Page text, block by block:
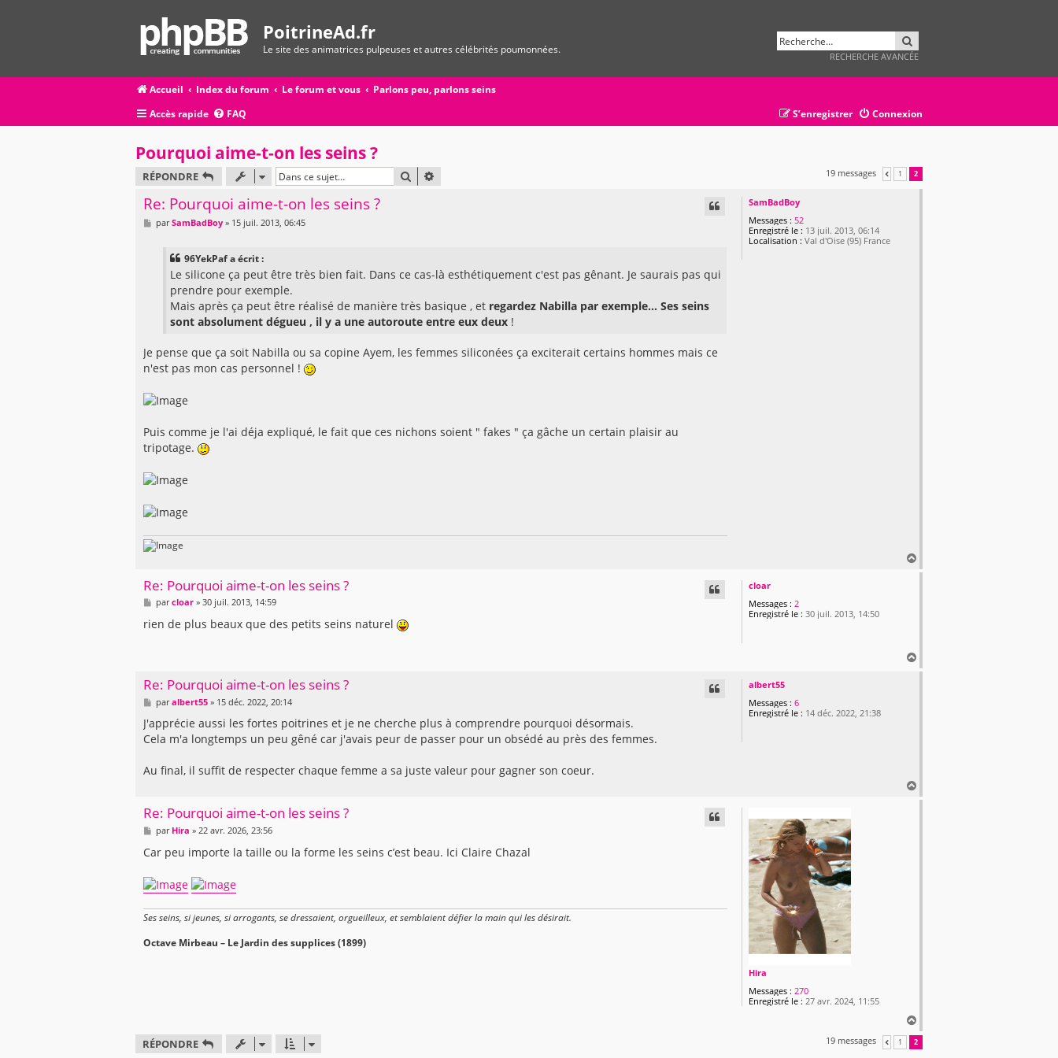
PoitrineAd.fr
Le site des animatrices pulpeuses et autres célébrités poumonnées.
RECHERCHE AVANCÉE
Accueil Index du forum Le forum et vous
Parlons peu, parlons seins
Accès rapide
FAQ Connexion
S’enregistrer
Pourquoi aime-t-on les seins ?
RÉPONDRE RECHERCHER 19 messages PRÉCÉDENTE
1 2
SamBadBoy
Messages : 52
Enregistré le : 13 juil. 2013, 06:14
Localisation : Val d'Oise (95) France
Re: Pourquoi aime-t-on les seins ?
M
e
parSamBadBoy» 15 juil. 2013, 06:45
96YekPaf a écrit :
Le silicone ça peut être très bien fait. Dans ce cas-là esthétiquement c'est pas gênant. Je saurais pas qui
prendre pour exemple.
Mais après ça peut être réalisé de manière très basique , et regardez Nabilla par exemple... Ses seins
sont absolument dégueu , il y a une autoroute entre eux deux !
Je pense que ça soit Nabilla ou sa copine Ayem, les femmes siliconées ça exciterait certains hommes mais ce
n'est pas mon cas personnel !
Puis comme je l'ai déja expliqué, le fait que ces nichons soient " fakes " ça gâche un certain plaisir au
tripotage.
a
cloar
Messages : 2
Enregistré le : 30 juil. 2013, 14:50
Re: Pourquoi aime-t-on les seins ?
M
e
s
s
parcloar» 30 juil. 2013, 14:59
rien de plus beaux que des petits seins naturel
a
albert55
Messages : 6
Enregistré le : 14 déc. 2022, 21:38
Re: Pourquoi aime-t-on les seins ?
M
e
s
s
a
paralbert55» 15 déc. 2022, 20:14
J'apprécie aussi les fortes poitrines et je ne cherche plus à comprendre pourquoi désormais.
Cela m'a longtemps un peu gêné car j'avais peur de passer pour un obsédé au près des femmes.
Au final, il suffit de respecter chaque femme a sa juste valeur pour gagner son coeur.
a
Hira
Messages : 270
Enregistré le : 27 avr. 2024, 11:55
Re: Pourquoi aime-t-on les seins ?
M
e
s
s
g
e
par Hira » 22 avr. 2026, 23:56
Car peu importe la taille ou la forme les seins c’est beau. Ici Claire Chazal
Ses seins, si jeunes, si arrogants, se dressaient, orgueilleux, et semblaient défier la main qui les désirait.
Octave Mirbeau – Le Jardin des supplices (1899)
a
u
RÉPONDRE 19 messages PRÉCÉDENTE
1 2